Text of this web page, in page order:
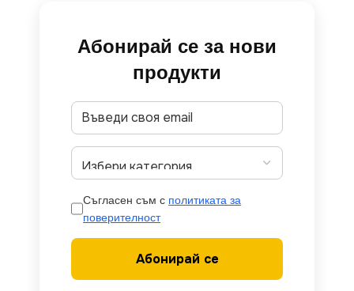
Абонирай се за нови
продукти
Съгласен съм с политиката за
поверителност
Абонирай се